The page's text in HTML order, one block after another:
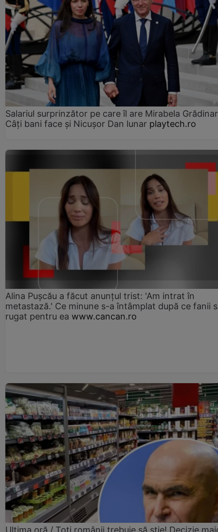
Salariul surprinzător pe care îl are Mirabela
Câţi bani face şi Nicuşor Dan lunar playtech.ro
Alina Pușcău a făcut anunțul trist: 'Am intrat în
metastază.' Ce minune s-a întâmplat după ce fanii
rugat pentru ea www.cancan.ro
Ultima oră / Toți românii trebuie să știe! Decizie